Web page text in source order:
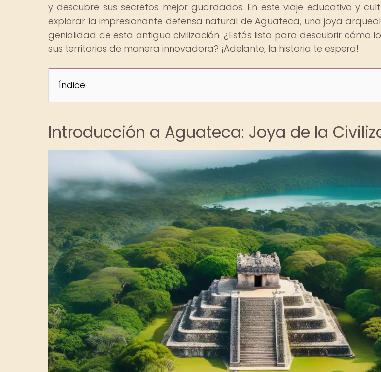
y descubre sus secretos mejor guardados. En este viaje educativo y
explorar la impresionante defensa natural de Aguateca, una joya
genialidad de esta antigua civilización. ¿Estás listo para descubrir cómo
sus territorios de manera innovadora? ¡Adelante, la historia te espera!
Índice
Introducción a Aguateca: Joya de la